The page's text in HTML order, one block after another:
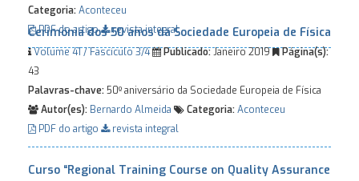
Categoria:Aconteceu
PDF do artigo
revista integral
Cerimónia dos 50 anos da Sociedade Europeia de Física
Volume 41 / Fascículo 3/4 Publicado:Janeiro 2019
Página(s):
43
Palavras-chave:50º aniversário da Sociedade Europeia de Física
Autor(es): Bernardo Almeida Categoria:Aconteceu
PDF do artigo
revista integral
Curso “Regional Training Course on Quality Assurance